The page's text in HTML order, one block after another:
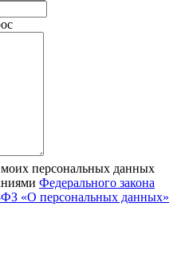
моих персональных данных
Федерального закона
«О персональных данных»